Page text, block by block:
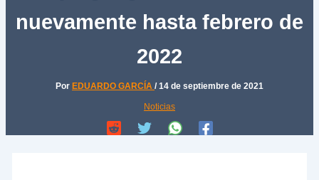
nuevamente hasta febrero de
2022
Por EDUARDO GARCÍA / 14 de septiembre de 2021
Noticias